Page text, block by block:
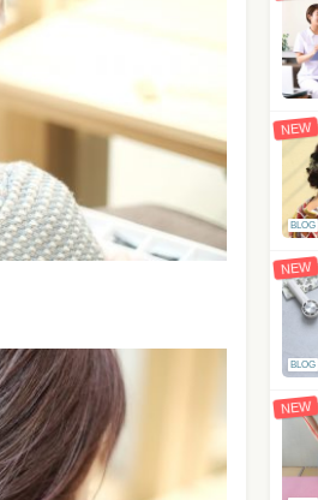
NEW
BLOG
NEW
BLOG
NEW